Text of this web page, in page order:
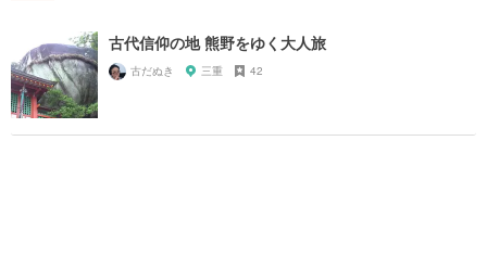
古代信仰の地 熊野をゆく大人旅
古だぬき 三重 42